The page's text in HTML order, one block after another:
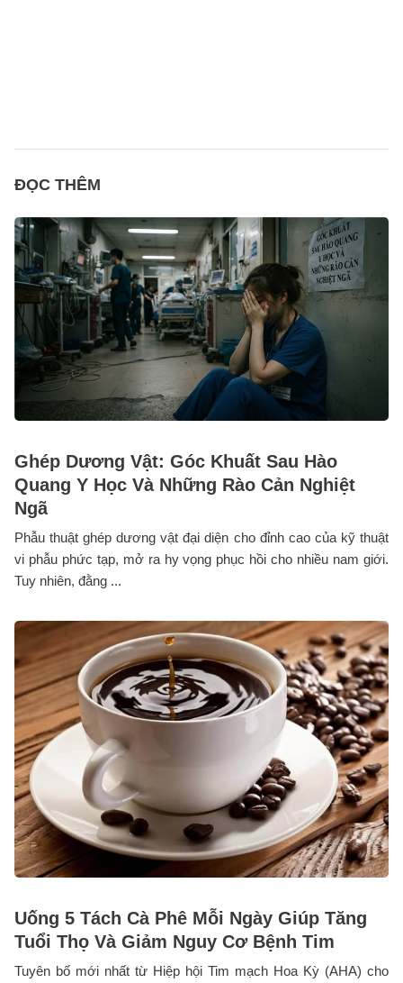
ĐỌC THÊM
Ghép Dương Vật: Góc Khuất Sau Hào
Quang Y Học Và Những Rào Cản Nghiệt
Ngã
Phẫu thuật ghép dương vật đại diện cho đỉnh cao của kỹ thuật
vi phẫu phức tạp, mở ra hy vọng phục hồi cho nhiều nam giới.
Tuy nhiên, đằng ...
Uống 5 Tách Cà Phê Mỗi Ngày Giúp Tăng
Tuổi Thọ Và Giảm Nguy Cơ Bệnh Tim
Tuyên bố mới nhất từ Hiệp hội Tim mạch Hoa Kỳ (AHA) cho